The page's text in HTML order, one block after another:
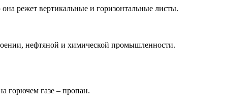
режет вертикальные и горизонтальные листы.
нефтяной и химической промышленности.
горючем газе – пропан.